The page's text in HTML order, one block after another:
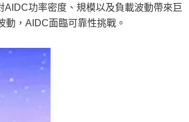
功率密度、規模以及負載波動帶來巨
，AIDC面臨可靠性挑戰。